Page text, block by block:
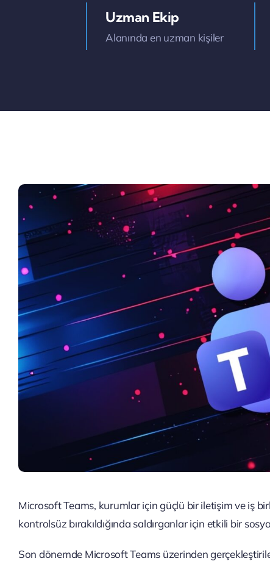
Uzman Ekip
Alanında en uzman kişiler
Microsoft Teams, kurumlar için güçlü bir iletişim ve iş
kontrolsüz bırakıldığında saldırganlar için etkili bir
Son dönemde Microsoft Teams üzerinden